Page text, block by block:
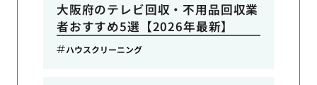
大阪府のテレビ回収・不用品回収業
者おすすめ5選【2026年最新】
ハウスクリーニング